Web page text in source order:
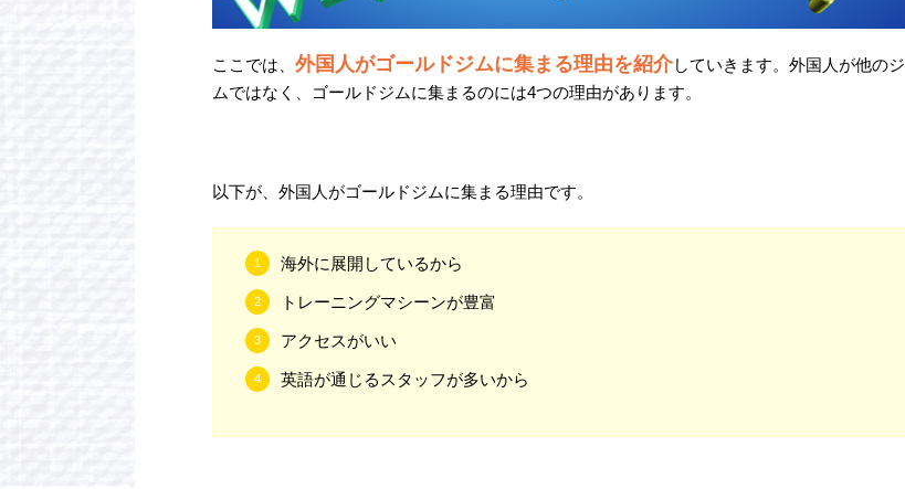
ここでは、 外国人がゴールドジムに集まる理由を紹介していきます。外国人が他のジ
ムではなく、ゴールドジムに集まるのには4つの理由があります。
以下が、外国人がゴールドジムに集まる理由です。
海外に展開しているから
トレーニングマシーンが豊富
アクセスがいい
英語が通じるスタッフが多いから